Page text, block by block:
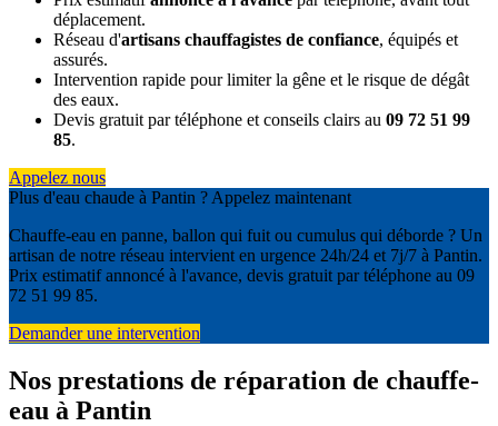
déplacement.
Réseau d'artisans chauffagistes de confiance, équipés et
assurés.
Intervention rapide pour limiter la gêne et le risque de dégât
des eaux.
Devis gratuit par téléphone et conseils clairs au 09 72 51 99
85.
Appelez nous
Plus d'eau chaude à Pantin ? Appelez maintenant
Chauffe-eau en panne, ballon qui fuit ou cumulus qui déborde ? Un
artisan de notre réseau intervient en urgence 24h/24 et 7j/7 à Pantin.
Prix estimatif annoncé à l'avance, devis gratuit par téléphone au 09
72 51 99 85.
Demander une intervention
Nos prestations de réparation de chauffe-
eau à Pantin